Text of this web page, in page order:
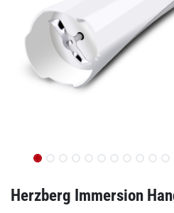
Herzberg Immersion